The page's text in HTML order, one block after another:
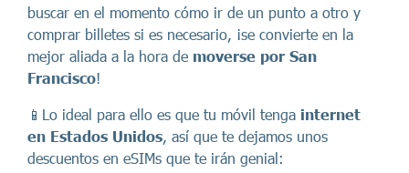
buscar en el momento cómo ir de un punto a otro y
comprar billetes si es necesario, ¡se convierte en la
mejor aliada a la hora de moverse por San
Francisco!
📱Lo ideal para ello es que tu móvil tenga internet
en Estados Unidos, así que te dejamos unos
descuentos en eSIMs que te irán genial: